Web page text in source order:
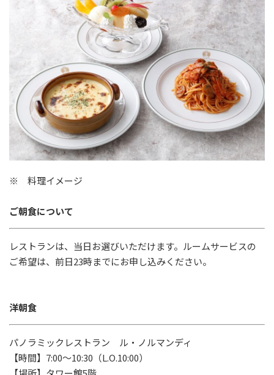
※ 料理イメージ
ご朝食について
レストランは、当日お選びいただけます。ルームサービスの
ご希望は、前日23時までにお申し込みください。
洋朝食
パノラミックレストラン ル・ノルマンディ
【時間】7:00～10:30（L.O.10:00）